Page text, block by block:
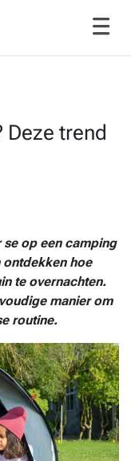
Deze trend
op een camping
ontdekken hoe
te overnachten.
manier om
routine.